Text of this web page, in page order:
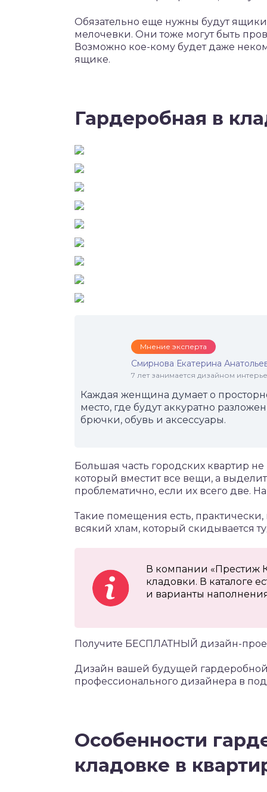
Обязательно еще нужны будут
мелочевки. Они тоже могут быть
Возможно кое-кому будет даже
ящике.
Гардеробная в
Мнение эксперта
Смирнова Екатерина
7 лет занимается дизайном
Каждая женщина думает о
место, где будут аккуратно
брючки, обувь и аксессуары.
Большая часть городских квартир
который вместит все вещи, а
проблематично, если их всего две.
Такие помещения есть,
всякий хлам, который скидывается
В компании «Престиж
кладовки. В каталоге
и варианты
Получите БЕСПЛАТНЫЙ дизайн-
Дизайн вашей будущей
профессионального дизайнера в
Особенности
кладовке в